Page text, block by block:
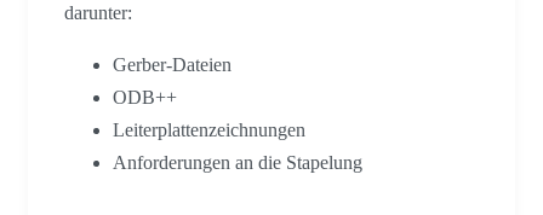
darunter:
Gerber-Dateien
ODB++
Leiterplattenzeichnungen
Anforderungen an die Stapelung